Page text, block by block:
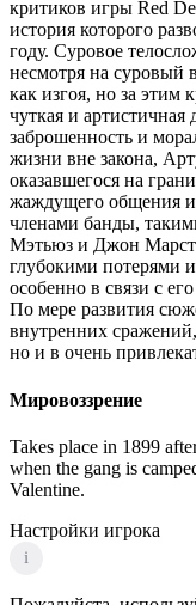
критиков игры Red
история которого
году. Суровое
несмотря на суровый
как изгоя, но за этим
чуткая и
заброшенность и
жизни вне закона,
оказавшегося на
жаждущего общения
членами банды,
Мэтьюз и Джон
глубокими потерями
особенно в связи с
По мере развития
внутренних
но и в очень
Мировоззрение
Takes place in 1899
when the gang is
Valentine.
Настройки игрока
i